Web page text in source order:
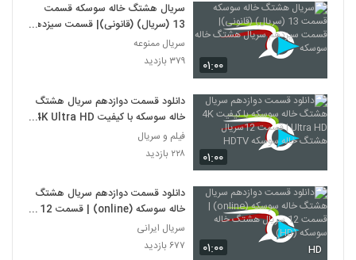
۰۱:۰۰
سریال هشتگ خاله سوسکه قسمت
13 (سریال) (قانونی)| قسمت سیزدهم
سریال هشتگ خاله سوسکه
سریال ممنوعه
۳۷۹ بازدید
۰۱:۰۰
دانلود قسمت دوازدهم سریال هشتگ
خاله سوسکه با کیفیت 4K Ultra HD
سوسکه HDTV
فیلم و سریال
۲۲۸ بازدید
۰۱:۰۰ HD
دانلود قسمت دوازدهم سریال هشتگ
خاله سوسکه (online) | قسمت 12
سریال هشتگ خاله سوسکه (HD)
سریال ایرانی
۶۷۷ بازدید